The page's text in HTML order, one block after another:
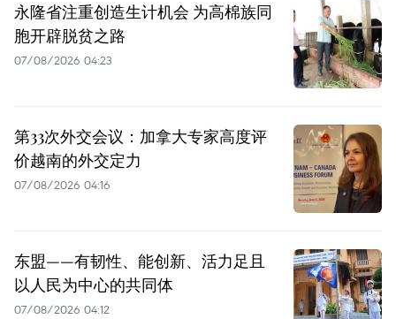
永隆省注重创造生计机会 为高棉族同
胞开辟脱贫之路
07/08/2026 04:23
第33次外交会议：加拿大专家高度评
价越南的外交定力
07/08/2026 04:16
东盟——有韧性、能创新、活力足且
以人民为中心的共同体
07/08/2026 04:12